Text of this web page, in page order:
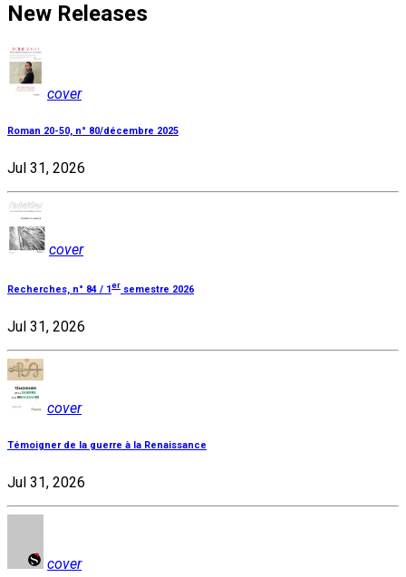
New Releases
cover
Roman 20-50, n° 80/décembre 2025
Jul 31, 2026
cover
Recherches, n° 84 / 1er semestre 2026
Jul 31, 2026
cover
Témoigner de la guerre à la Renaissance
Jul 31, 2026
cover